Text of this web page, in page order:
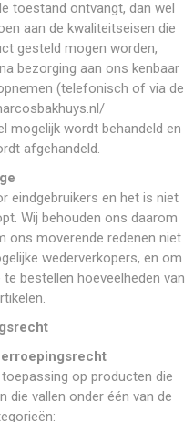
toestand ontvangt, dan wel
aan de kwaliteitseisen die
gesteld mogen worden,
bezorging aan ons kenbaar
(telefonisch of via de
mogelijk wordt behandeld en
afgehandeld.
eindgebruikers en het is niet
Wij behouden ons daarom
ons moverende redenen niet
wederverkopers, en om
bestellen hoeveelheden van
op producten die
die vallen onder één van de